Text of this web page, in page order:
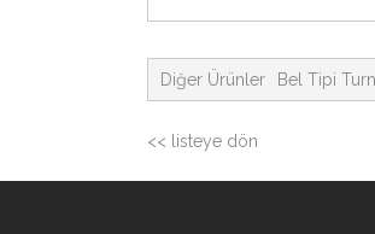
Diğer Ürünler Bel Tipi
<< listeye dön